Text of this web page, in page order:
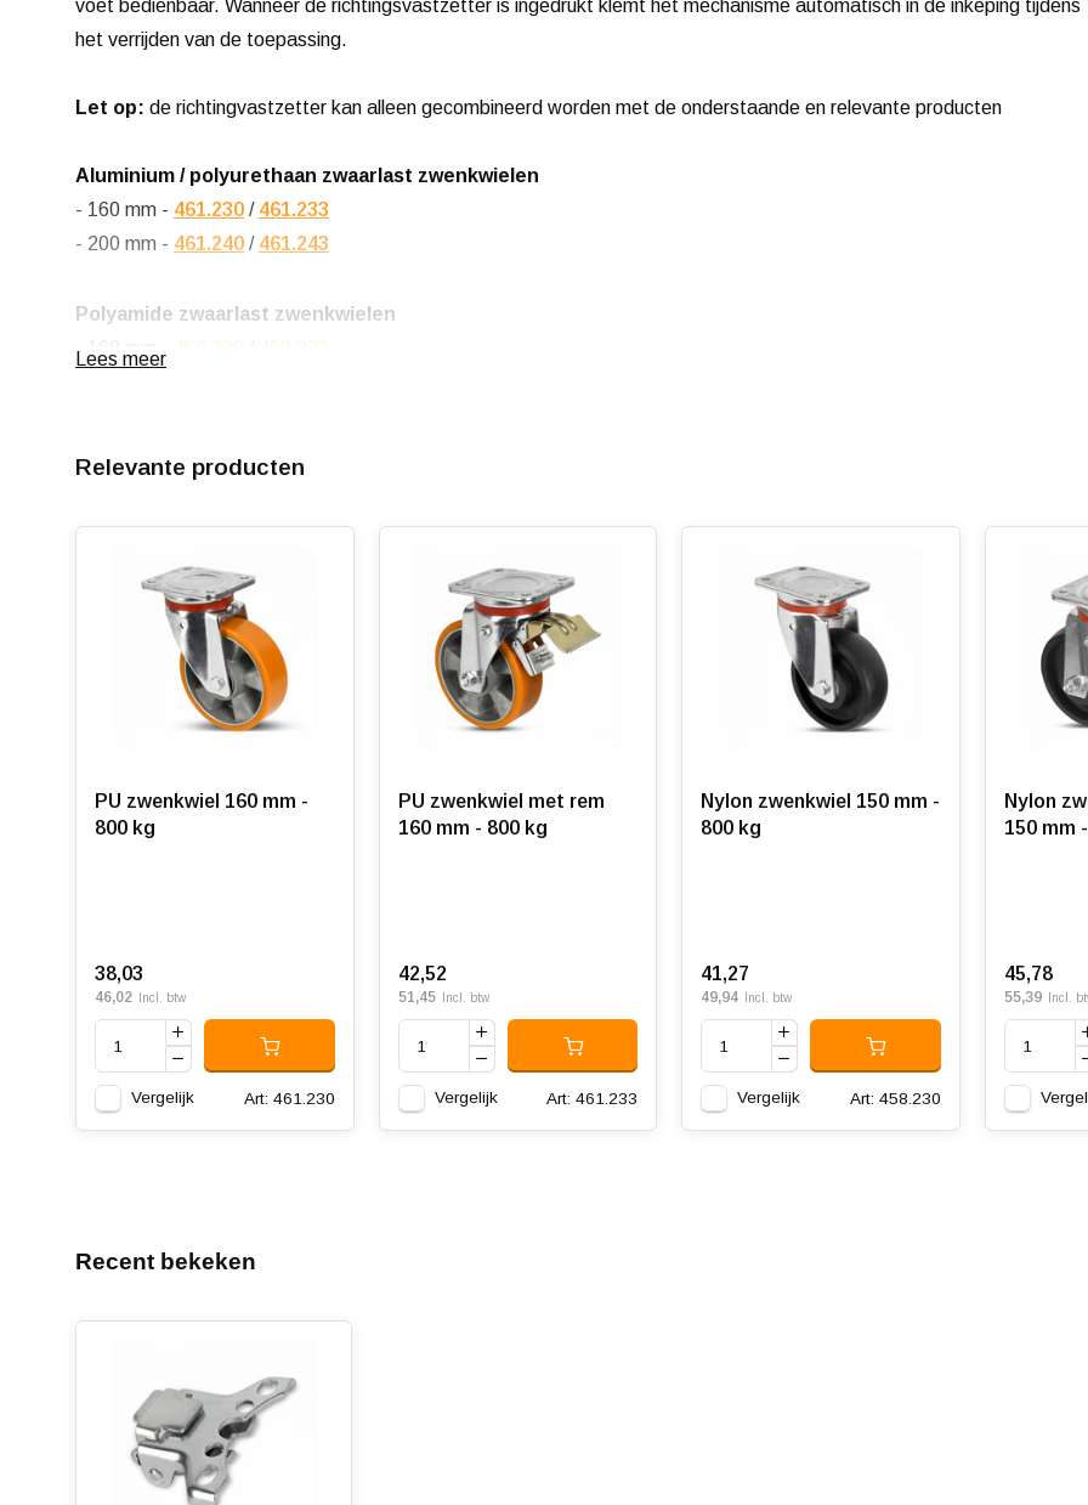
voet bedienbaar. Wanneer de richtingsvastzetter is ingedrukt klemt het mechanisme automatisch in de inkeping tijdens
het verrijden van de toepassing.
Let op: de richtingvastzetter kan alleen gecombineerd worden met de onderstaande en relevante producten
Aluminium / polyurethaan zwaarlast zwenkwielen
- 160 mm - 461.230 / 461.233
- 200 mm - 461.240 / 461.243
Polyamide zwaarlast zwenkwielen
- 160 mm -
462.230
Aluminium / gebolleerd polyurethaan zwaarlast zwenkwielen
- 160 mm - 459.235/459.236.T
459.240/459.241.T
Lees meer
Relevante producten
PU zwenkwiel 160 mm -
800 kg
38,03
46,02 Incl. btw
Vergelijk Art: 461.230
PU zwenkwiel met rem
160 mm - 800 kg
42,52
51,45 Incl. btw
Vergelijk Art: 461.233
Nylon zwenkwiel 150 mm -
800 kg
41,27
49,94 Incl. btw
Vergelijk Art: 458.230
Nylon
150 mm
45,78
55,39 Incl.
Recent bekeken